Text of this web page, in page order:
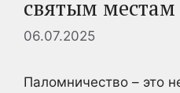
святым местам
06.07.2025
Паломничество – это